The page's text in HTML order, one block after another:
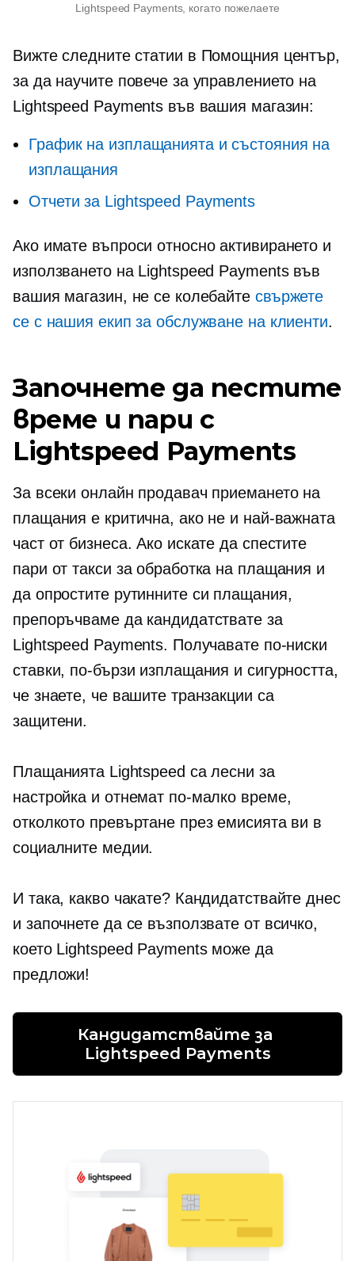
Lightspeed Payments, когато пожелаете
Вижте следните статии в Помощния център,
за да научите повече за управлението на
Lightspeed Payments във вашия магазин:
График на изплащанията и състояния на
изплащания
Отчети за Lightspeed Payments
Ако имате въпроси относно активирането и
използването на Lightspeed Payments във
вашия магазин, не се колебайте свържете
се с нашия екип за обслужване на клиенти.
Започнете да пестите
време и пари с
Lightspeed Payments
За всеки онлайн продавач приемането на
плащания е критична, ако не и най-важната
част от бизнеса. Ако искате да спестите
пари от такси за обработка на плащания и
да опростите рутинните си плащания,
препоръчваме да кандидатствате за
Lightspeed Payments. Получавате по-ниски
ставки, по-бързи изплащания и сигурността,
че знаете, че вашите транзакции са
защитени.
Плащанията Lightspeed са лесни за
настройка и отнемат по-малко време,
отколкото превъртане през емисията ви в
социалните медии.
И така, какво чакате? Кандидатствайте днес
и започнете да се възползвате от всичко,
което Lightspeed Payments може да
предложи!
Кандидатствайте за
Lightspeed Payments